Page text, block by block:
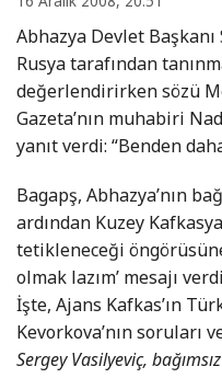
Abhazya Devlet Başkanı
Rusya tarafından
değerlendirirken sözü
Gazeta’nın muhabiri
yanıt verdi: “Benden
Bagapş, Abhazya’nın
ardından Kuzey
tetikleneceği
olmak lazım’ mesajı
İşte, Ajans Kafkas’ın
Kevorkova’nın soruları
Sergey Vasilyeviç,